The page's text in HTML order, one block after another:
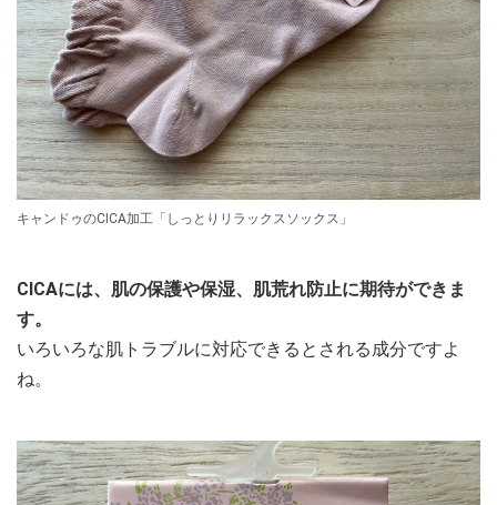
キャンドゥのCICA加工「しっとりリラックスソックス」
CICAには、肌の保護や保湿、肌荒れ防止に期待ができま
す。
いろいろな肌トラブルに対応できるとされる成分ですよ
ね。